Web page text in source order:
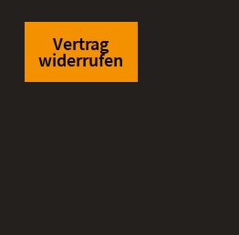
Vertrag
widerrufen